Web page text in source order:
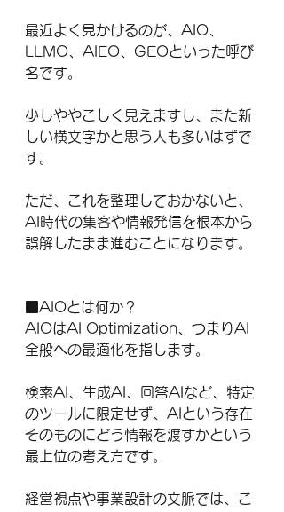
最近よく見かけるのが、AIO、
LLMO、AIEO、GEOといった呼び
名です。
少しややこしく見えますし、また新
しい横文字かと思う人も多いはずで
す。
ただ、これを整理しておかないと、
AI時代の集客や情報発信を根本から
誤解したまま進むことになります。
■AIOとは何か？
AIOはAI Optimization、つまりAI
全般への最適化を指します。
検索AI、生成AI、回答AIなど、特定
のツールに限定せず、AIという存在
そのものにどう情報を渡すかという
最上位の考え方です。
経営視点や事業設計の文脈では、こ